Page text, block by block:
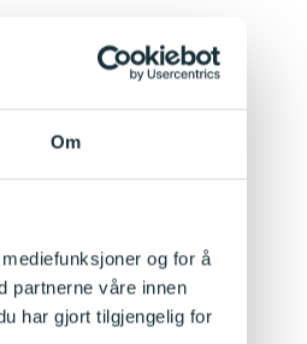
Om
og for å
partnerne våre innen
har gjort tilgjengelig for